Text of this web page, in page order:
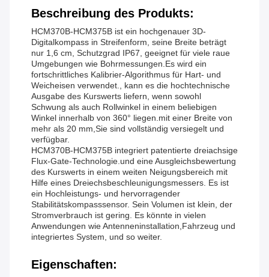
Beschreibung des Produkts:
HCM370B-HCM375B ist ein hochgenauer 3D-
Digitalkompass in Streifenform, seine Breite beträgt
nur 1,6 cm, Schutzgrad IP67, geeignet für viele raue
Umgebungen wie Bohrmessungen.Es wird ein
fortschrittliches Kalibrier-Algorithmus für Hart- und
Weicheisen verwendet., kann es die hochtechnische
Ausgabe des Kurswerts liefern, wenn sowohl
Schwung als auch Rollwinkel in einem beliebigen
Winkel innerhalb von 360° liegen.mit einer Breite von
mehr als 20 mm,Sie sind vollständig versiegelt und
verfügbar.
HCM370B-HCM375B integriert patentierte dreiachsige
Flux-Gate-Technologie.und eine Ausgleichsbewertung
des Kurswerts in einem weiten Neigungsbereich mit
Hilfe eines Dreiechsbeschleunigungsmessers. Es ist
ein Hochleistungs- und hervorragender
Stabilitätskompasssensor. Sein Volumen ist klein, der
Stromverbrauch ist gering. Es könnte in vielen
Anwendungen wie Antenneninstallation,Fahrzeug und
integriertes System, und so weiter.
Eigenschaften: